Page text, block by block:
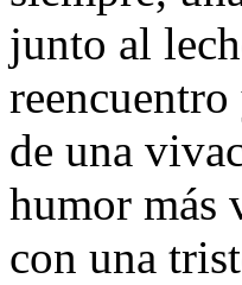
junto al
de una
humor más
con una